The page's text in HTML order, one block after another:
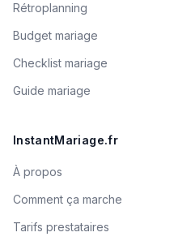
Rétroplanning
Budget mariage
Checklist mariage
Guide mariage
InstantMariage.fr
À propos
Comment ça marche
Tarifs prestataires